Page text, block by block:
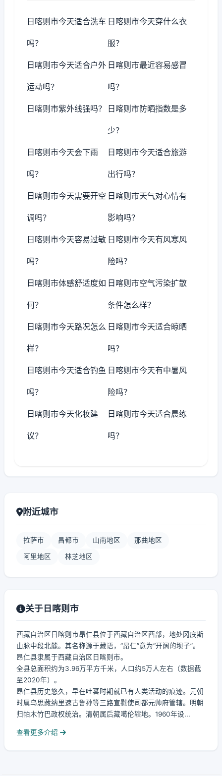
日喀则市今天适合洗车
吗？
日喀则市今天穿什么衣
服？
日喀则市今天适合户外
运动吗？
日喀则市最近容易感冒
吗？
日喀则市紫外线强吗？ 日喀则市防晒指数是多
少？
日喀则市今天会下雨
吗？
日喀则市今天适合旅游
出行吗？
日喀则市今天需要开空
调吗？
日喀则市天气对心情有
影响吗？
日喀则市今天容易过敏
吗？
日喀则市今天有风寒风
险吗？
日喀则市体感舒适度如
何？
日喀则市空气污染扩散
条件怎么样？
日喀则市今天路况怎么
样？
日喀则市今天适合晾晒
吗？
日喀则市今天适合钓鱼
吗？
日喀则市今天有中暑风
险吗？
日喀则市今天化妆建
议？
日喀则市今天适合晨练
吗？
附近城市
拉萨市 昌都市 山南地区 那曲地区
阿里地区 林芝地区
关于日喀则市
西藏自治区日喀则市昂仁县位于西藏自治区西部，地处冈底斯
山脉中段北麓。其名称源于藏语，“昂仁”意为“开阔的坝子”。
昂仁县隶属于西藏自治区日喀则市。
全县总面积约为3.96万平方千米，人口约5万人左右（数据截
至2020年）。
昂仁县历史悠久，早在吐蕃时期就已有人类活动的痕迹。元朝
时属乌思藏纳里速古鲁孙等三路宣慰使司都元帅府管辖。明朝
归帕木竹巴政权统治。清朝属后藏噶伦辖地。1960年设...
查看更多介绍